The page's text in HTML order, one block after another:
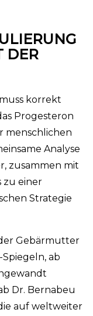
DER
korrekt
Progesteron
menschlichen
Analyse
zusammen mit
zu einer
Strategie
Gebärmutter
ab
Dr. Bernabeu
auf weltweiter